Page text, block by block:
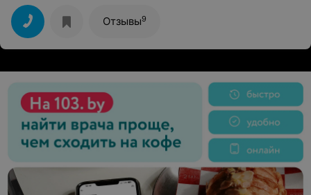
весны быстрее, чем кто-нибудь получит травму и
засудит вас. Мастер Виолетта приятная. Сам зал-
ужасный. Мужчины и женщины стригутся вместе. От
машинки при стрижке мужчины летят волосы в лицо.
Солярий хороший.
Отзывы9